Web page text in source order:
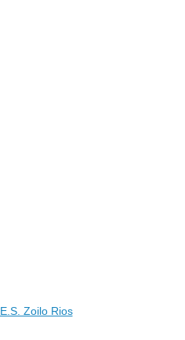
Zoilo Rios